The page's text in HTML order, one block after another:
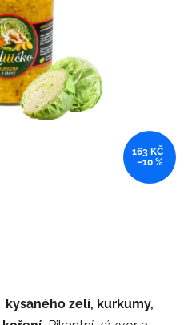
kysaného zelí, kurkumy,
163 KČ
–10 %